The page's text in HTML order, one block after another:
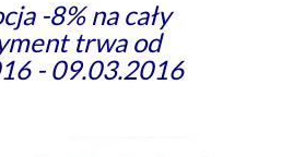
-8% na cały
trwa od
- 09.03.2016